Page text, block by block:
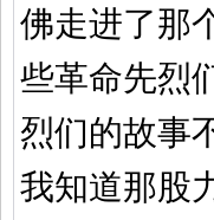
佛走进了那
些革命先烈
烈们的故事
我知道那股